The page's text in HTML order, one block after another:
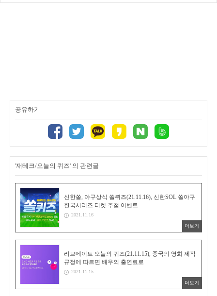
공유하기
'재테크/오늘의 퀴즈' 의 관련글
신한쏠, 야구상식 쏠퀴즈(21.11.16), 신한SOL 쏠야구
한국시리즈 티켓 추첨 이벤트
2021.11.16
더보기
리브메이트 오늘의 퀴즈(21.11.15), 중국의 영화 제작
규정에 따르면 배우의 출연료로
2021.11.15
더보기